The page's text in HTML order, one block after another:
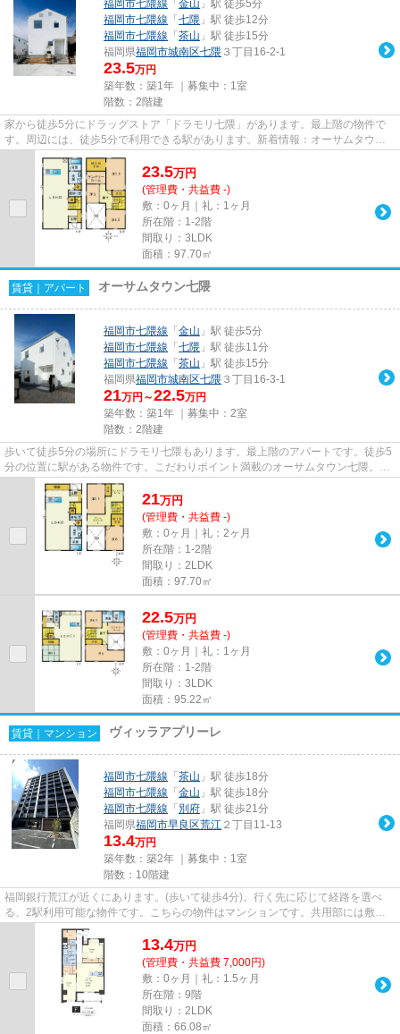
福岡市七隈線 「 金山 」駅 徒歩5分
福岡市七隈線 「 七隈 」駅 徒歩12分
福岡市七隈線 「 茶山 」駅 徒歩15分
福岡県福岡市城南区七隈 ３丁目16-2-1
23.5万円
築年数：築1年 ｜募集中： 1室
階数：2階建
家から徒歩5分にドラッグストア「ドラモリ七隈」があります。最上階の物件で
す。周辺には、徒歩5分で利用できる駅があります。新着情報：オーサムタウン
七隈 1号棟の空室情報ならコチ...
23.5万円
(管理費・共益費 -)
敷：0ヶ月｜礼：1ヶ月
所在階：1-2階
間取り：3LDK
面積：97.70㎡
賃貸｜アパート オーサムタウン七隈
福岡市七隈線 「 金山 」駅 徒歩5分
福岡市七隈線 「 七隈 」駅 徒歩11分
福岡市七隈線 「 茶山 」駅 徒歩15分
福岡県福岡市城南区七隈 ３丁目16-3-1
21万円～22.5万円
築年数：築1年 ｜募集中： 2室
階数：2階建
歩いて徒歩5分の場所にドラモリ七隈もあります。最上階のアパートです。徒歩5
分の位置に駅がある物件です。こだわりポイント満載のオーサムタウン七隈。ラ
イズエステートのメールアド...
21万円
(管理費・共益費 -)
敷：0ヶ月｜礼：2ヶ月
所在階：1-2階
間取り：2LDK
面積：97.70㎡
22.5万円
(管理費・共益費 -)
敷：0ヶ月｜礼：1ヶ月
所在階：1-2階
間取り：3LDK
面積：95.22㎡
賃貸｜マンション ヴィッラアプリーレ
福岡市七隈線 「 茶山 」駅 徒歩18分
福岡市七隈線 「 金山 」駅 徒歩18分
福岡市七隈線 「 別府 」駅 徒歩21分
福岡県福岡市早良区荒江 ２丁目11-13
13.4万円
築年数：築2年 ｜募集中： 1室
階数：10階建
福岡銀行荒江が近くにあります。(歩いて徒歩4分)。行く先に応じて経路を選べ
る、2駅利用可能な物件です。こちらの物件はマンションです。共用部には敷地
内ごみ置き場・エレベータなど...
13.4万円
(管理費・共益費 7,000円)
敷：0ヶ月｜礼：1.5ヶ月
所在階：9階
間取り：2LDK
面積：66.08㎡